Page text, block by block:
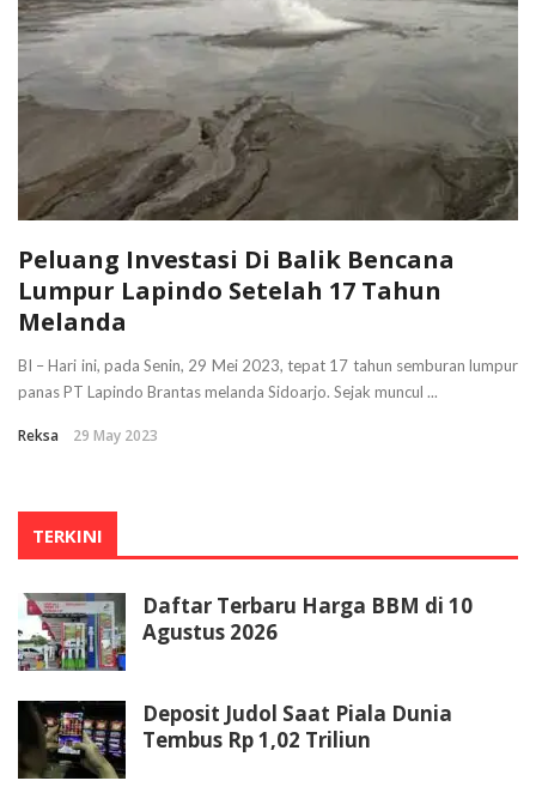
Peluang Investasi Di Balik Bencana
Lumpur Lapindo Setelah 17 Tahun
Melanda
BI – Hari ini, pada Senin, 29 Mei 2023, tepat 17 tahun semburan lumpur
panas PT Lapindo Brantas melanda Sidoarjo. Sejak muncul ...
Reksa 29 May 2023
TERKINI
Daftar Terbaru Harga BBM di 10
Agustus 2026
Deposit Judol Saat Piala Dunia
Tembus Rp 1,02 Triliun